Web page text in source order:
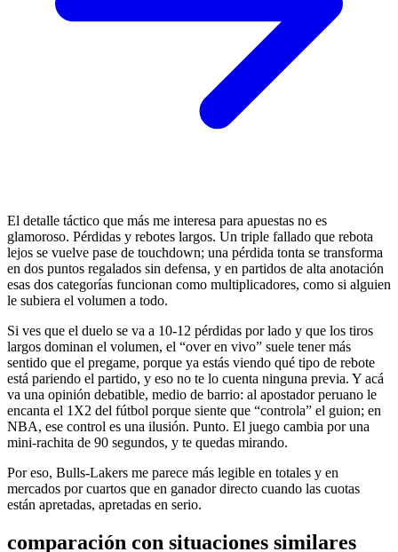
El detalle táctico que más me interesa para apuestas no es
glamoroso. Pérdidas y rebotes largos. Un triple fallado que rebota
lejos se vuelve pase de touchdown; una pérdida tonta se transforma
en dos puntos regalados sin defensa, y en partidos de alta anotación
esas dos categorías funcionan como multiplicadores, como si alguien
le subiera el volumen a todo.
Si ves que el duelo se va a 10-12 pérdidas por lado y que los tiros
largos dominan el volumen, el “over en vivo” suele tener más
sentido que el pregame, porque ya estás viendo qué tipo de rebote
está pariendo el partido, y eso no te lo cuenta ninguna previa. Y acá
va una opinión debatible, medio de barrio: al apostador peruano le
encanta el 1X2 del fútbol porque siente que “controla” el guion; en
NBA, ese control es una ilusión. Punto. El juego cambia por una
mini-rachita de 90 segundos, y te quedas mirando.
Por eso, Bulls-Lakers me parece más legible en totales y en
mercados por cuartos que en ganador directo cuando las cuotas
están apretadas, apretadas en serio.
comparación con situaciones similares